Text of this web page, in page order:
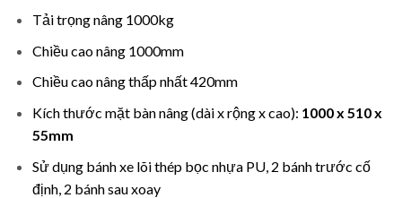
Tải trọng nâng 1000kg
Chiều cao nâng 1000mm
Chiều cao nâng thấp nhất 420mm
Kích thước mặt bàn nâng (dài x rộng x cao): 1000 x 510 x
55mm
Sử dụng bánh xe lõi thép bọc nhựa PU, 2 bánh trước cố
định, 2 bánh sau xoay